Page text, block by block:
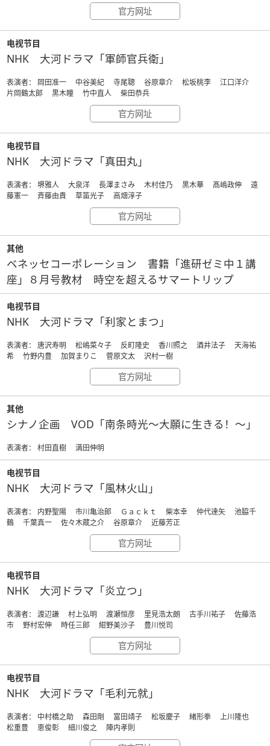
官方网址
电视节目
NHK 大河ドラマ「軍師官兵衛」
表演者： 岡田准一 中谷美紀 寺尾聰 谷原章介 松坂桃李 江口洋介
片岡鶴太郎 黒木瞳 竹中直人 柴田恭兵
官方网址
电视节目
NHK 大河ドラマ「真田丸」
表演者： 堺雅人 大泉洋 長澤まさみ 木村佳乃 黒木華 髙嶋政伸 遠
藤憲一 斉藤由貴 草笛光子 高畑淳子
官方网址
其他
ベネッセコーポレーション 書籍「進研ゼミ中１講
座」８月号教材 時空を超えるサマートリップ
电视节目
NHK 大河ドラマ「利家とまつ」
表演者： 唐沢寿明 松嶋菜々子 反町隆史 香川照之 酒井法子 天海祐
希 竹野内豊 加賀まりこ 菅原文太 沢村一樹
官方网址
其他
シナノ企画 VOD「南条時光～大願に生きる！～」
表演者： 村田直樹 満田伸明
电视节目
NHK 大河ドラマ「風林火山」
表演者： 内野聖陽 市川亀治郎 Ｇａｃｋｔ 柴本幸 仲代達矢 池脇千
鶴 千葉真一 佐々木蔵之介 谷原章介 近藤芳正
官方网址
电视节目
NHK 大河ドラマ「炎立つ」
表演者： 渡辺謙 村上弘明 渡瀬恒彦 里見浩太朗 古手川祐子 佐藤浩
市 野村宏伸 時任三郎 紺野美沙子 豊川悦司
官方网址
电视节目
NHK 大河ドラマ「毛利元就」
表演者： 中村橋之助 森田剛 富田靖子 松坂慶子 緒形拳 上川隆也
松重豊 恵俊彰 細川俊之 陣内孝則